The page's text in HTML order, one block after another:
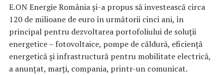
E.ON Energie România şi-a propus să investească circa
120 de milioane de euro în următorii cinci ani, în
principal pentru dezvoltarea portofoliului de soluţii
energetice – fotovoltaice, pompe de căldură, eficienţă
energetică şi infrastructură pentru mobilitate electrică,
a anunţat, marţi, compania, printr-un comunicat.